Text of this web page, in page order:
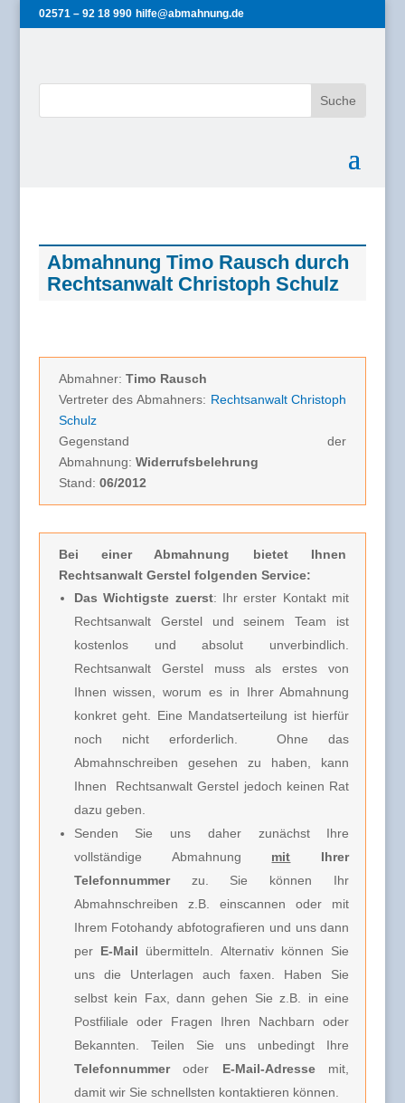
02571 – 92 18 990 hilfe@abmahnung.de
Abmahnung Timo Rausch durch
Rechtsanwalt Christoph Schulz
Abmahner: Timo Rausch
Vertreter des Abmahners: Rechtsanwalt Christoph
Schulz
Gegenstand der
Abmahnung: Widerrufsbelehrung
Stand: 06/2012
Bei einer Abmahnung bietet Ihnen
Rechtsanwalt Gerstel folgenden Service:
Das Wichtigste zuerst: Ihr erster Kontakt mit
Rechtsanwalt Gerstel und seinem Team ist
kostenlos und absolut unverbindlich.
Rechtsanwalt Gerstel mussals erstes von
Ihnen wissen, worum es in Ihrer Abmahnung
konkret geht. Eine Mandatserteilung ist hierfür
noch nicht erforderlich.
Ohne das
Abmahnschreiben gesehen zu haben, kann
Ihnen Rechtsanwalt Gerstel jedoch keinen Rat
dazu geben.
Senden Sie uns daher zunächst Ihre
vollständige Abmahnung mit Ihrer
Telefonnummerzu. Sie können Ihr
Abmahnschreiben z.B. einscannen oder mit
Ihrem Fotohandy abfotografieren und uns dann
per E-Mail übermitteln. Alternativ können Sie
uns die Unterlagen auch faxen. Haben Sie
selbst kein Fax, dann gehen Sie z.B. in eine
Postfiliale oder Fragen Ihren Nachbarn oder
Bekannten. Teilen Sie uns unbedingt Ihre
Telefonnummeroder E-Mail-Adressemit,
damit wir Sie schnellsten kontaktieren können.